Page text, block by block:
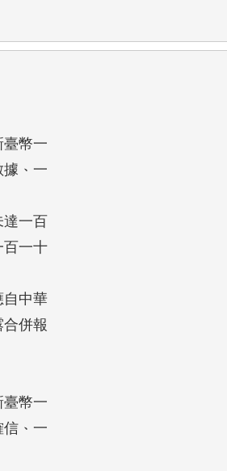
臺幣一
據、一
一百
百一十
自中華
併報
臺幣一
信、一